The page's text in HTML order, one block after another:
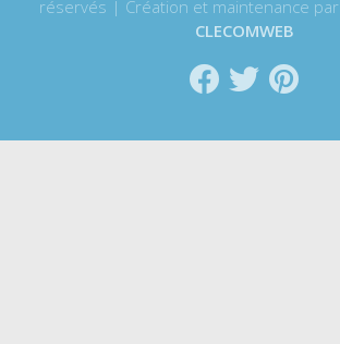
réservés | Création et maintenance par
CLECOMWEB